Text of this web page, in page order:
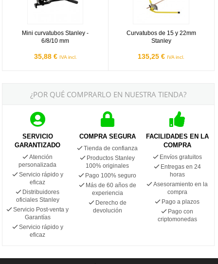
Mini curvatubos Stanley -
6/8/10 mm
35,88 € IVA incl.
Curvatubos de 15 y 22mm
Stanley
135,25 € IVA incl.
¿POR QUÉ COMPRARLO EN NUESTRA TIENDA?
SERVICIO
GARANTIZADO
Atención
personalizada
Servicio rápido y
eficaz
Distribuidores
oficiales Stanley
Servicio Post-venta y
Garantías
Servicio rápido y
eficaz
COMPRA SEGURA
Tienda de confianza
Productos Stanley
100% originales
Pago 100% seguro
Más de 60 años de
experiencia
Derecho de
devolución
FACILIDADES EN LA
COMPRA
Envíos gratuitos
Entregas en 24
horas
Asesoramiento en la
compra
Pago a plazos
Pago con
criptomonedas